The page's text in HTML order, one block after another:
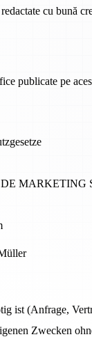
cu bună
publicate pe
MARKETING
ist (Anfrage,
Zwecken